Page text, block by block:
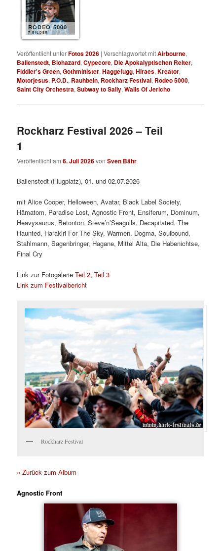
RODEO 5000
7 BILDER
Veröffentlicht unterFotos 2026 |Verschlagwortet mitAirbourne,
Ballenstedt, Biohazard,Cypecore, Die Apokalyptischen Reiter,
Fiddler's Green,Gothminister,Haggefugg,Hiraes,Kreator,
Motorjesus, P.O.D., Rauhbein, Rockharz Festival, Rodeo 5000,
Saint City Orchestra,Subway to Sally,Walls Of Jericho
Rockharz Festival 2026 – Teil
1
Veröffentlicht am6. Juli 2026vonSven Bähr
Ballenstedt (Flugplatz), 01. und 02.07.2026
mit Alice Cooper, Helloween, Avatar, Black Label Society,
Hämatom, Paradise Lost, Agnostic Front, Ensiferum, Dominum,
Heavysaurus, Betonton, Steve’n’Seagulls, Decapitated, The
Haunted, Harakiri For The Sky, Warmen, Dogma, Soulbound,
Stahlmann, Sagenbringer, Hagane, Mittel Alta, Die Habenichtse,
Final Cry
Link zur FotogalerieTeil 2,Teil 3
Link zum Festivalbericht
Rockharz Festival
« Zurück zum Album
Agnostic Front